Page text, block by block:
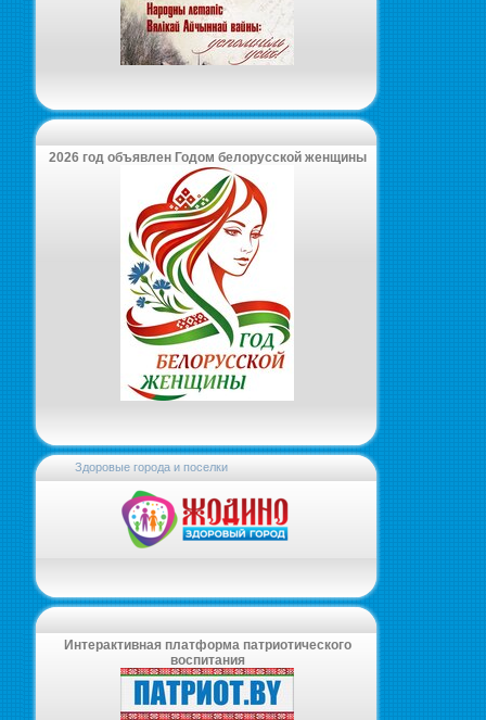
2026 год объявлен Годом белорусской женщины
Здоровые города и поселки
Интерактивная платформа патриотического
воспитания